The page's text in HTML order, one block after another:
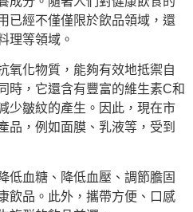
已經不僅僅限於飲品領域，還
理等領域。
氧化物質，能夠有效地抵禦自
時，它還含有豐富的維生素C和
少皺紋的產生。因此，現在市
品，例如面膜、乳液等，受到
低血糖、降低血壓、調節膽固
飲品。此外，攜帶方便、口感